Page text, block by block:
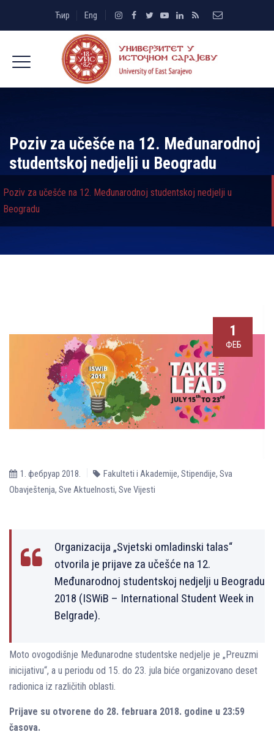
Ћир Eng
Poziv za učešće na 12. Međunarodnoj
studentskoj nedjelјi u Beogradu
Poziv za učešće na 12. Međunarodnoj studentskoj nedjelјi u
Beogradu
1
ФЕБ
1. фебруар 2018. Fakulteti i Akademije, Stipendije, Sva
Obavještenja, Sve Aktuelnosti, Sve Vijesti
Organizacija „Svjetski omladinski talas“
otvorila je prijave za učešće na 12.
Međunarodnoj studentskoj nedjelјi u Beogradu
2018 (ISWiB – International Student Week in
Belgrade).
Moto ovogodišnje Međunarodne studentske nedjelјe je „Preuzmi
inicijativu“, a u periodu od 15. do 23. jula biće organizovano deset
radionica iz različitih oblasti.
Prijave su otvorene do 28. februara 2018. godine u 23:59
časova.